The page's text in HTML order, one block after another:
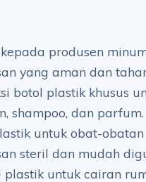
produsen
yang aman dan
botol plastik khusus
shampoo, dan
untuk obat-obatan
steril dan mudah
untuk cairan